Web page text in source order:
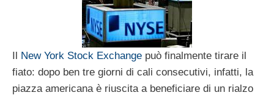
Il New York Stock Exchange può finalmente tirare il
fiato: dopo ben tre giorni di cali consecutivi, infatti, la
piazza americana è riuscita a beneficiare di un rialzo